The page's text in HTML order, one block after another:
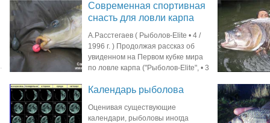
Современная спортивная
снасть для ловли карпа
А.Расстегаев ( Рыболов-Elite • 4 /
1996 г. ) Продолжая рассказ об
увиденном на Первом кубке мира
по ловле карпа ("Рыболов-Elite", • 3
спортсменов
сведения о
Календарь рыболова
Оценивая существующие
календари, рыболовы иногда